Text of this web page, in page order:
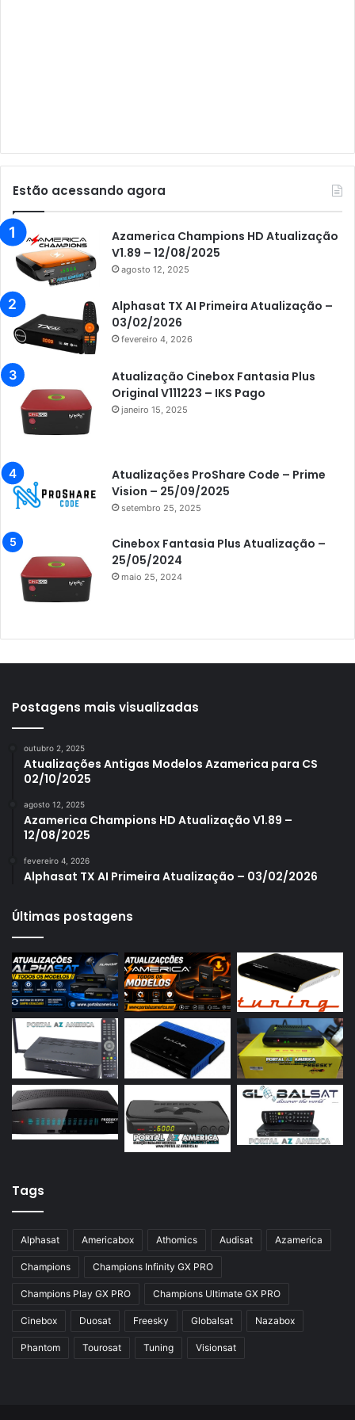
Audisat K10 Urus
Audisat K30 Aventador
Azamerica
Azamerica Beats
Azamerica Champions
Azamerica Champions IPTV
Azamerica Extremo IPTV
Azamerica F92 Plus
Azamerica Gold
Azamerica i7 IPTV
Azamerica King
Azamerica King GX PRO
Azamerica King IPTV
Azamerica Mobi
Azamerica S1005
Azamerica S1006 Plus
Azamerica S1007 New
Azamerica S1007 Plus
Azamerica S1009
Azamerica S2005
Azamerica S2010
Azamerica S2015
Azamerica S922
Azamerica S922 Mini
Azamerica S928
Azamerica Silver
Azamerica Silver GX PRO
Azamerica Silver IPTV
Azbox Like
Azfox
Azgold
Azplus
Azsat
Estão acessando agora
Azamerica Champions HD Atualização
V1.89 – 12/08/2025
agosto 12, 2025
Alphasat TX AI Primeira Atualização –
03/02/2026
fevereiro 4, 2026
Atualização Cinebox Fantasia Plus
Original V111223 – IKS Pago
janeiro 15, 2025
Atualizações ProShare Code – Prime
Vision – 25/09/2025
setembro 25, 2025
Cinebox Fantasia Plus Atualização –
25/05/2024
maio 25, 2024
Postagens mais visualizadas
outubro 2, 2025
Atualizações Antigas Modelos Azamerica para CS
02/10/2025
agosto 12, 2025
Azamerica Champions HD Atualização V1.89 –
12/08/2025
fevereiro 4, 2026
Alphasat TX AI Primeira Atualização – 03/02/2026
Últimas postagens
Tags
Alphasat Americabox Athomics Audisat Azamerica
Champions Champions Infinity GX PRO
Champions Play GX PRO Champions Ultimate GX PRO
Cinebox Duosat Freesky Globalsat Nazabox
Phantom Tourosat Tuning Visionsat